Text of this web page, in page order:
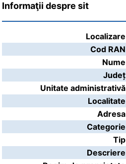
Informaţii despre sit
Localizare
Cod RAN
Nume
Județ
Unitate administrativă
Localitate
Adresa
Categorie
Tip
Descriere